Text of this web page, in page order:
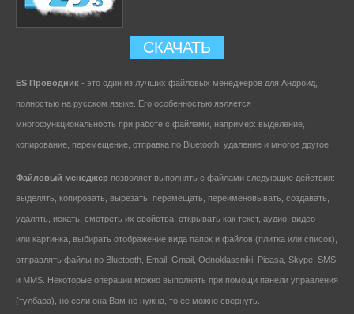
СКАЧАТЬ
ES Проводник - это один из лучших файловых менеджеров для Андроид,
полностью на русском языке. Его особенностью является
многофункциональность при работе с файлами, например: выделение,
копирование, перемещение, отправка по Bluetooth, удаление и многое другое.
Файловый менеджер позволяет выполнять с файлами следующие действия:
выделять, копировать, вырезать, перемещать, переименовывать, создавать,
удалять, искать, смотреть их свойства, открывать как текст, аудио, видео
или картинка, выбирать отображение вида папок и файлов (плитка или список),
отправлять файлы по Bluetooth, Email, Gmail, Odnoklassniki, Picasa, Skype, SMS
и MMS. Некоторые операции можно выполнять при помощи панели управления
(тулбара), но если она Вам не нужна, то ее можно свернуть.